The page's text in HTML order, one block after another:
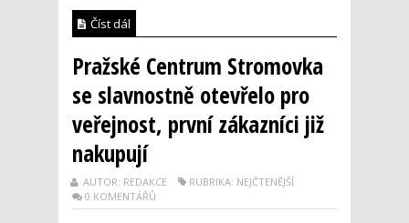
Číst dál
Pražské Centrum Stromovka
se slavnostně otevřelo pro
veřejnost, první zákazníci již
nakupují
AUTOR: REDAKCE
RUBRIKA: NEJČTENĚJŠÍ
0 KOMENTÁŘŮ